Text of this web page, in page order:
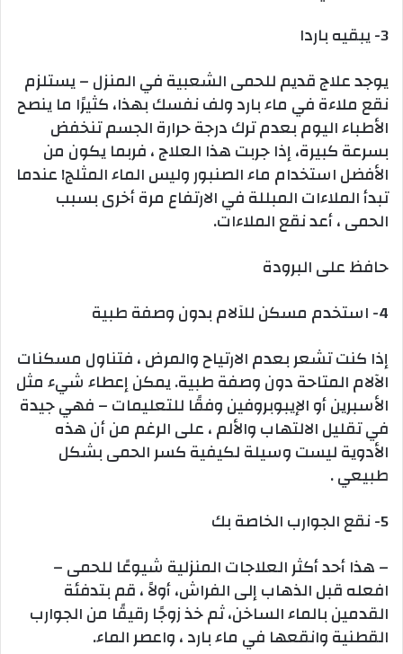
3- يبقيه باردا
يوجد علاج قديم للحمى الشعبية في المنزل – يستلزم
نقع ملاءة في ماء بارد ولف نفسك بهذا، كثيرًا ما ينصح
الأطباء اليوم بعدم ترك درجة حرارة الجسم تنخفض
بسرعة كبيرة، إذا جربت هذا العلاج ، فربما يكون من
الأفضل استخدام ماء الصنبور وليس الماء المثلج! عندما
تبدأ الملاءات المبللة في الارتفاع مرة أخرى بسبب
الحمى ، أعد نقع الملاءات.
حافظ على البرودة
4- استخدم مسكن للآلام بدون وصفة طبية
إذا كنت تشعر بعدم الارتياح والمرض ، فتناول مسكنات
الآلام المتاحة دون وصفة طبية. يمكن إعطاء شيء مثل
الأسبرين أو الإيبوبروفين وفقًا للتعليمات – فهي جيدة
في تقليل الالتهاب والألم ، على الرغم من أن هذه
الأدوية ليست وسيلة لكيفية كسر الحمى بشكل
طبيعي .
5- نقع الجوارب الخاصة بك
– هذا أحد أكثر العلاجات المنزلية شيوعًا للحمى –
افعله قبل الذهاب إلى الفراش، أولاً ، قم بتدفئة
القدمين بالماء الساخن، ثم خذ زوجًا رقيقًا من الجوارب
القطنية وانقعها في ماء بارد ، واعصر الماء.